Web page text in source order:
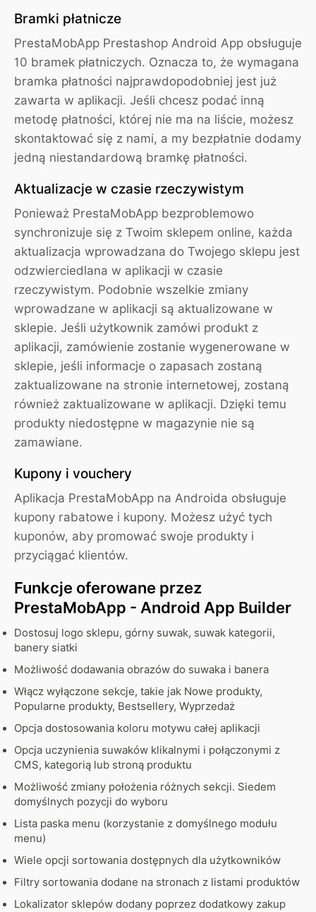
Bramki płatnicze
PrestaMobApp Prestashop Android App obsługuje
10 bramek płatniczych. Oznacza to, że wymagana
bramka płatności najprawdopodobniej jest już
zawarta w aplikacji. Jeśli chcesz podać inną
metodę płatności, której nie ma na liście, możesz
skontaktować się z nami, a my bezpłatnie dodamy
jedną niestandardową bramkę płatności.
Aktualizacje w czasie rzeczywistym
Ponieważ PrestaMobApp bezproblemowo
synchronizuje się z Twoim sklepem online, każda
aktualizacja wprowadzana do Twojego sklepu jest
odzwierciedlana w aplikacji w czasie
rzeczywistym. Podobnie wszelkie zmiany
wprowadzane w aplikacji są aktualizowane w
sklepie. Jeśli użytkownik zamówi produkt z
aplikacji, zamówienie zostanie wygenerowane w
sklepie, jeśli informacje o zapasach zostaną
zaktualizowane na stronie internetowej, zostaną
również zaktualizowane w aplikacji. Dzięki temu
produkty niedostępne w magazynie nie są
zamawiane.
Kupony i vouchery
Aplikacja PrestaMobApp na Androida obsługuje
kupony rabatowe i kupony. Możesz użyć tych
kuponów, aby promować swoje produkty i
przyciągać klientów.
Funkcje oferowane przez
PrestaMobApp - Android App Builder
Dostosuj logo sklepu, górny suwak, suwak kategorii,
banery siatki
Możliwość dodawania obrazów do suwaka i banera
Włącz wyłączone sekcje, takie jak Nowe produkty,
Popularne produkty, Bestsellery, Wyprzedaż
Opcja dostosowania koloru motywu całej aplikacji
Opcja uczynienia suwaków klikalnymi i połączonymi z
CMS, kategorią lub stroną produktu
Możliwość zmiany położenia różnych sekcji. Siedem
domyślnych pozycji do wyboru
Lista paska menu (korzystanie z domyślnego modułu
menu)
Wiele opcji sortowania dostępnych dla użytkowników
Filtry sortowania dodane na stronach z listami produktów
Lokalizator sklepów dodany poprzez dodatkowy zakup